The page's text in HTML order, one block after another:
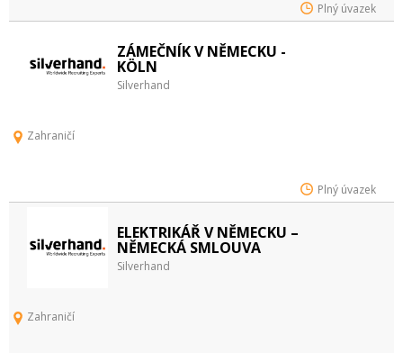
Plný úvazek
ZÁMEČNÍK V NĚMECKU -
KÖLN
Silverhand
Zahraničí
Plný úvazek
ELEKTRIKÁŘ V NĚMECKU –
NĚMECKÁ SMLOUVA
Silverhand
Zahraničí